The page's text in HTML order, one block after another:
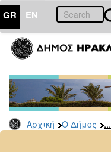
GR EN
Αρχική Ο Δήμος ...
ΔΗΜΟΣ
Δελτία
Τύπου
Αρχείο
2026